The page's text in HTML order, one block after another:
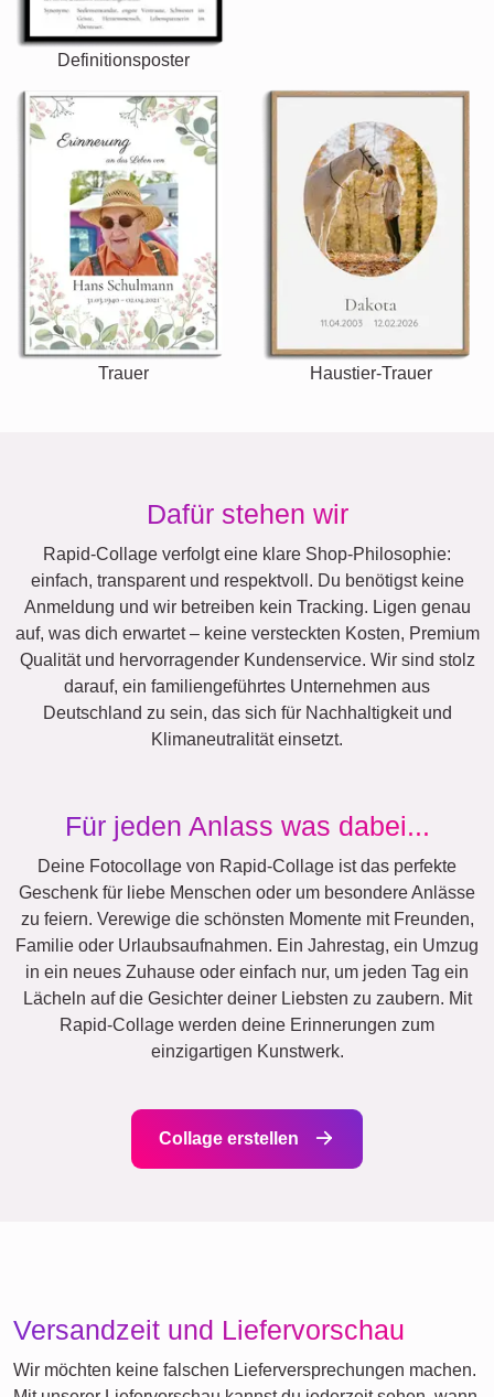
Definitionsposter
Trauer Haustier-Trauer
Dafür stehen wir
Rapid-Collage verfolgt eine klare Shop-Philosophie:
einfach, transparent und respektvoll. Du benötigst keine
Anmeldung und wir betreiben kein Tracking. Ligen genau
auf, was dich erwartet – keine versteckten Kosten, Premium
Qualität und hervorragender Kundenservice. Wir sind stolz
darauf, ein familiengeführtes Unternehmen aus
Deutschland zu sein, das sich für Nachhaltigkeit und
Klimaneutralität einsetzt.
Für jeden Anlass was dabei...
Deine Fotocollage von Rapid-Collage ist das perfekte
Geschenk für liebe Menschen oder um besondere Anlässe
zu feiern. Verewige die schönsten Momente mit Freunden,
Familie oder Urlaubsaufnahmen. Ein Jahrestag, ein Umzug
in ein neues Zuhause oder einfach nur, um jeden Tag ein
Lächeln auf die Gesichter deiner Liebsten zu zaubern. Mit
Rapid-Collage werden deine Erinnerungen zum
einzigartigen Kunstwerk.
Collage erstellen
Versandzeit und Liefervorschau
Wir möchten keine falschen Lieferversprechungen machen.